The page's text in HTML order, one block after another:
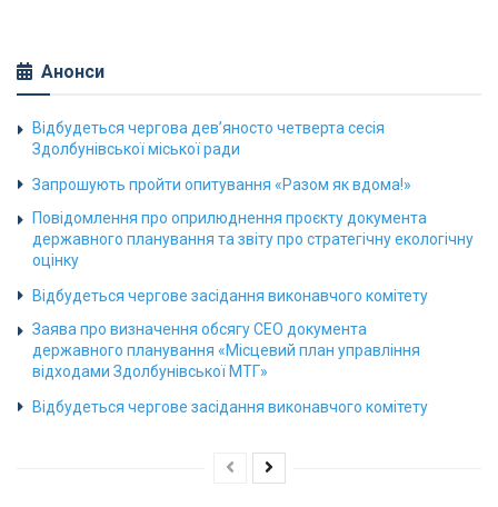
Анонси
Відбудеться чергова дев’яносто четверта сесія
Здолбунівської міської ради
Запрошують пройти опитування «Разом як вдома!»
Повідомлення про оприлюднення проєкту документа
державного планування та звіту про стратегічну екологічну
оцінку
Відбудеться чергове засідання виконавчого комітету
Заява про визначення обсягу СЕО документа
державного планування «Місцевий план управління
відходами Здолбунівської МТГ»
Відбудеться чергове засідання виконавчого комітету